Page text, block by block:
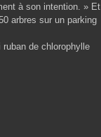
à son intention. » Et
arbres sur un parking
de chlorophylle